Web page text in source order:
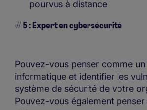
pourvus à distance
#5 : Expert en cybersécurité
Pouvez-vous penser comme
informatique et identifier les
système de sécurité de votre
Pouvez-vous également